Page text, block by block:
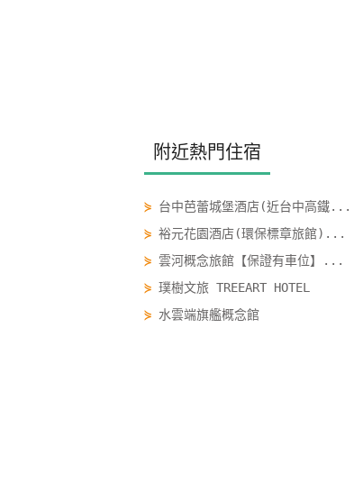
附近熱門住宿
⋟ 台中芭蕾城堡酒店(近台中高鐵...
⋟ 裕元花園酒店(環保標章旅館)...
⋟ 雲河概念旅館【保證有車位】...
⋟ 璞樹文旅 TREEART HOTEL
⋟ 水雲端旗艦概念館